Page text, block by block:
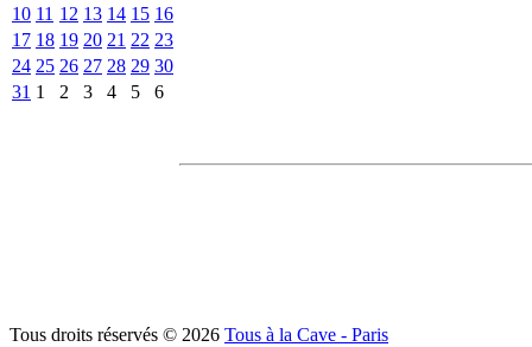
10 11 12 13 14 15 16
17 18 19 20 21 22 23
24 25 26 27 28 29 30
31 1 2 3 4 5 6
Tous droits réservés © 2026 Tous à la Cave - Paris